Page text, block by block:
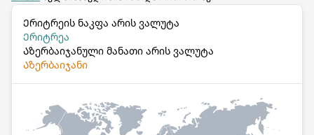
Ერიტრეის ნაკფა არის ვალუტა
Ერიტრეა
Აზერბაიჯანული მანათი არის ვალუტა
Აზერბაიჯანი